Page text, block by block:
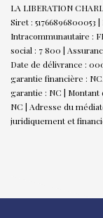
LA LIBERATION
Siret : 51766896800053
Intracommunautaire :
social : 7 800 |
Date de délivrance :
garantie financière :
garantie : NC |
NC | Adresse du
juridiquement et